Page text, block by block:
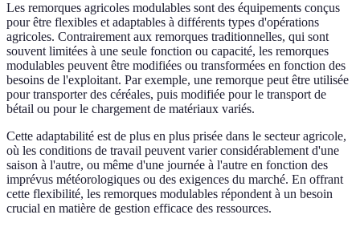
Les remorques agricoles modulables sont des équipements conçus
pour être flexibles et adaptables à différents types d'opérations
agricoles. Contrairement aux remorques traditionnelles, qui sont
souvent limitées à une seule fonction ou capacité, les remorques
modulables peuvent être modifiées ou transformées en fonction des
besoins de l'exploitant. Par exemple, une remorque peut être utilisée
pour transporter des céréales, puis modifiée pour le transport de
bétail ou pour le chargement de matériaux variés.
Cette adaptabilité est de plus en plus prisée dans le secteur agricole,
où les conditions de travail peuvent varier considérablement d'une
saison à l'autre, ou même d'une journée à l'autre en fonction des
imprévus météorologiques ou des exigences du marché. En offrant
cette flexibilité, les remorques modulables répondent à un besoin
crucial en matière de gestion efficace des ressources.